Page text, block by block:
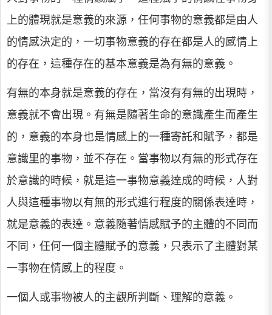
上的體現就是意義的來源，任何事物的意義都是由人
的情感決定的，一切事物意義的存在都是人的感情上
的存在，這種存在的基本意義是為有無的意義。
有無的本身就是意義的存在，當沒有有無的出現時，
意義就不會出現。有無是隨著生命的意識產生而產生
的，意義的本身也是情感上的一種寄託和賦予，都是
意識里的事物，並不存在。當事物以有無的形式存在
於意識的時候，就是這一事物意義達成的時候，人對
人與這種事物以有無的形式進行程度的關係表達時，
就是意義的表達。意義隨著情感賦予的主體的不同而
不同，任何一個主體賦予的意義，只表示了主體對某
一事物在情感上的程度。
一個人或事物被人的主觀所判斷、理解的意義。